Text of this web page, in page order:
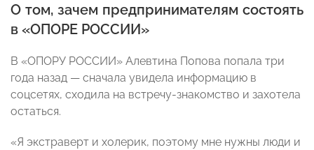
О том, зачем предпринимателям состоять
в «ОПОРЕ РОССИИ»
В «ОПОРУ РОССИИ» Алевтина Попова попала три
года назад — сначала увидела информацию в
соцсетях, сходила на встречу-знакомство и захотела
остаться.
«Я экстраверт и холерик, поэтому мне нужны люди и